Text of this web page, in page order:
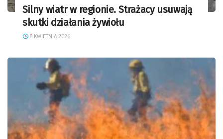
Silny wiatr w regionie. Strażacy usuwają
skutki działania żywiołu
8 KWIETNIA 2026